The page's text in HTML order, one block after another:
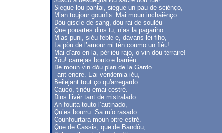
Siegue lou pantai, siegue un pau de sciènço,
M’an toujour gounfla. Mai moun inchaiènço
Dóu giscle de sang, dóu rai de soulèu
Que pouartes dins tu, n’as la pagariho :
M’as puni, siéu feble e, davans lei fiho,
La pòu de l’amour mi tèn coumo un flèu!
Mai d’aro-en-la, pèr iéu rajo, o vin dóu terraire!
Zóu! carrejas bouto e barriéu
De moun vin dóu plan de la Gardo
Tant encre. L’ai vendemia iéu,
Beilejant tout ço qu’arregardo
Cauco, tinèu emai destré.
Dins l’ivèr tant de mistralado
An fouita touto l’autinado,
Qu’es bourru. Sa rufo rasado
Counfourtara moun pitre estré.
Que de Cassis, que de Bandòu,